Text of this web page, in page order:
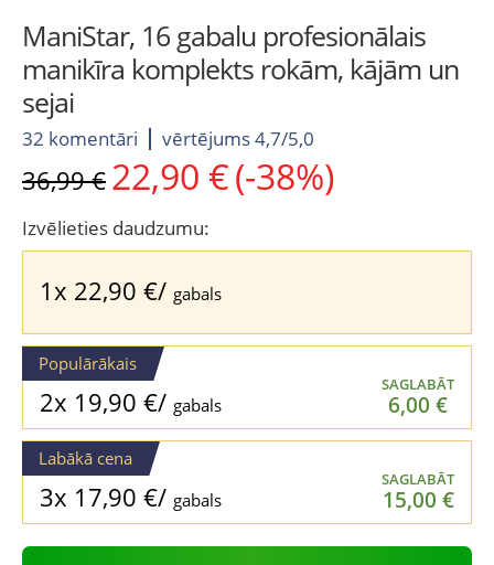
ManiStar, 16 gabalu profesionālais
manikīra komplekts rokām, kājām un
sejai
32 komentāri vērtējums 4,7/5,0
36,99€ Original
price
was:
36,99 €.
22,90 € Current
price
22,90 €.
(-38%)
Izvēlieties daudzumu:
1x 22,90 €/ gabals
Populārākais
2x 19,90 €/ gabals
SAGLABĀT
6,00 €
Labākā cena
3x 17,90 €/ gabals
SAGLABĀT
15,00 €